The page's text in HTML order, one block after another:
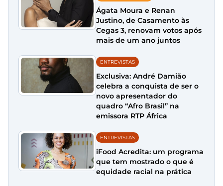
Ágata Moura e Renan
Justino, de Casamento às
Cegas 3, renovam votos após
mais de um ano juntos
ENTREVISTAS
Exclusiva: André Damião
celebra a conquista de ser o
novo apresentador do
quadro “Afro Brasil” na
emissora RTP África
ENTREVISTAS
iFood Acredita: um programa
que tem mostrado o que é
equidade racial na prática